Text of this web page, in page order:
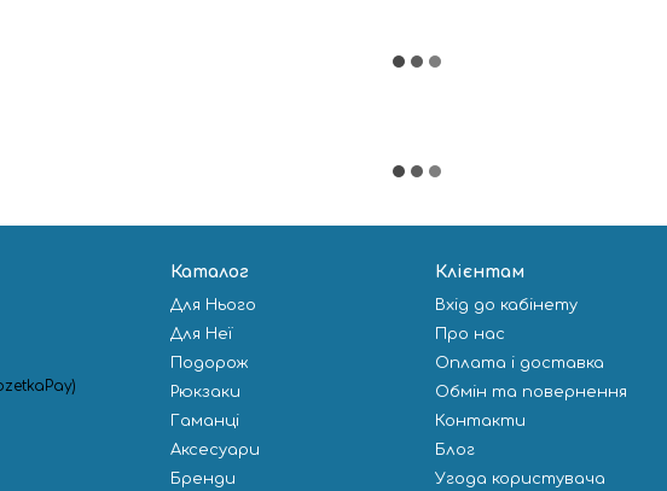
Каталог
Для Нього
Для Неї
Подорож
Рюкзаки
Гаманці
Аксесуари
Бренди
Клієнтам
Вхід до кабінету
Про нас
Оплата і доставка
Обмін та повернення
Контакти
Блог
Угода користувача